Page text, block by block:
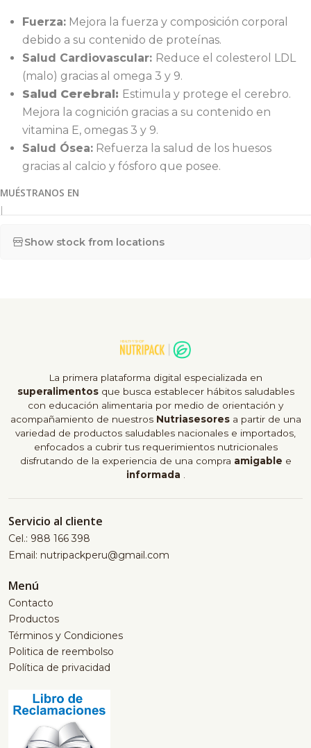
Fuerza: Mejora la fuerza y composición corporal
debido a su contenido de proteínas.
Salud Cardiovascular: Reduce el colesterol LDL
(malo) gracias al omega 3 y 9.
Salud Cerebral: Estimula y protege el cerebro.
Mejora la cognición gracias a su contenido en
vitamina E, omegas 3 y 9.
Salud Ósea: Refuerza la salud de los huesos
gracias al calcio y fósforo que posee.
MUÉSTRANOS EN
|
Show stock from locations
La primera plataforma digital especializada en
superalimentosque busca establecer hábitos saludables
con educación alimentaria por medio de orientación y
acompañamiento de nuestros Nutriasesores a partir de una
variedad de productos saludables nacionales e importados,
enfocados a cubrir tus requerimientos nutricionales
disfrutando de la experiencia de una compra amigable e
informada
Servicio al cliente
Cel.: 988 166 398
Email: nutripackperu@gmail.com
Menú
Contacto
Productos
Términos y Condiciones
Politica de reembolso
Política de privacidad